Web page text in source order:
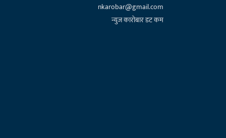
nkarobar@gmail.com
न्युज कारोबार डट कम